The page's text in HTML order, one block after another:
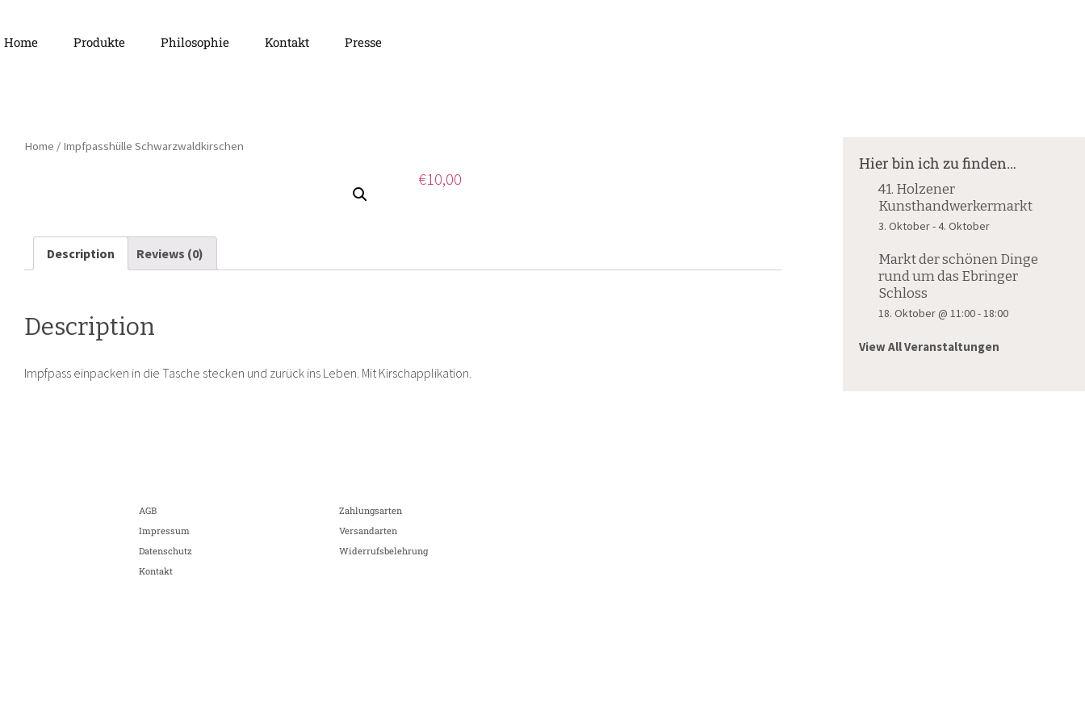
Springe
zum
Home Produkte Philosophie Kontakt Presse
Home / Impfpasshülle Schwarzwaldkirschen
€10,00
Description Reviews (0)
Description
Impfpass einpacken in die Tasche stecken und zurück ins Leben. Mit Kirschapplikation.
Hier bin ich zu finden…
41. Holzener
Kunsthandwerkermarkt
3. Oktober-4. Oktober
Markt der schönen Dinge
rund um das Ebringer
Schloss
18. Oktober @ 11:00-18:00
View All Veranstaltungen
AGB
Impressum
Datenschutz
Kontakt
Zahlungsarten
Versandarten
Widerrufsbelehrung